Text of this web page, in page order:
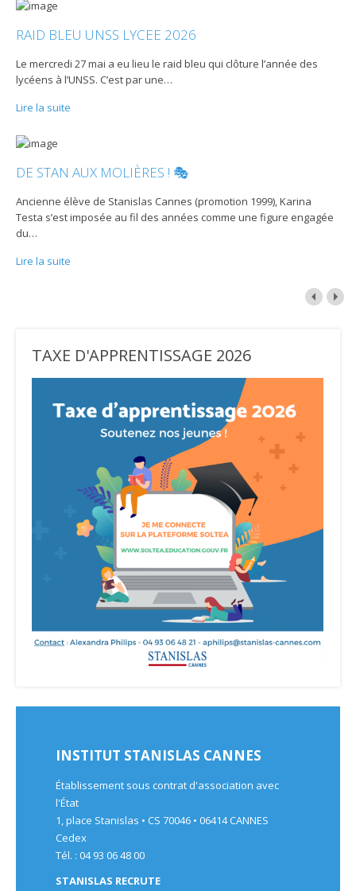
RAID BLEU UNSS LYCEE 2026
Le mercredi 27 mai a eu lieu le raid bleu qui clôture l’année des
lycéens à l’UNSS. C’est par une…
Lire la suite
DE STAN AUX MOLIÈRES ! 🎭
Ancienne élève de Stanislas Cannes (promotion 1999), Karina
Testa s’est imposée au fil des années comme une figure engagée
du…
Lire la suite
TAXE D'APPRENTISSAGE 2026
INSTITUT STANISLAS CANNES
Établissement sous contrat d'association avec
l'État
1, place Stanislas • CS 70046 • 06414 CANNES
Cedex
Tél. : 04 93 06 48 00
STANISLAS RECRUTE